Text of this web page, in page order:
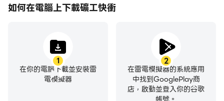
如何在電腦上下載礦工快衝
1
在你的電腦下載並安裝雷
電模擬器
2
在雷電模擬器的系統應用
中找到GooglePlay商
店，啟動並登入你的谷歌